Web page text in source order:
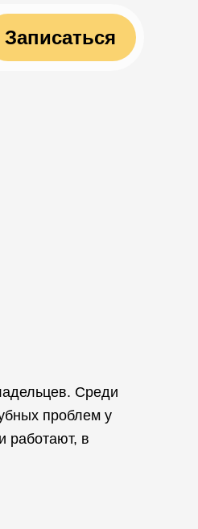
Записаться
Среди
проблем у
работают, в